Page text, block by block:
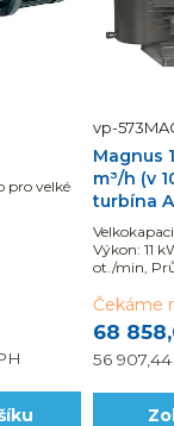
pro velké
vp-
Magnus
m³/h (v
turbína
Výkon: 11
ot./min,
68
56
Čekáme